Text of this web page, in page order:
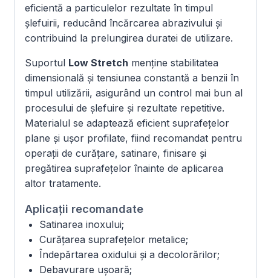
eficientă a particulelor rezultate în timpul
șlefuirii, reducând încărcarea abrazivului și
contribuind la prelungirea duratei de utilizare.
Suportul Low Stretch menține stabilitatea
dimensională și tensiunea constantă a benzii în
timpul utilizării, asigurând un control mai bun al
procesului de șlefuire și rezultate repetitive.
Materialul se adaptează eficient suprafețelor
plane și ușor profilate, fiind recomandat pentru
operații de curățare, satinare, finisare și
pregătirea suprafețelor înainte de aplicarea
altor tratamente.
Aplicații recomandate
Satinarea inoxului;
Curățarea suprafețelor metalice;
Îndepărtarea oxidului și a decolorărilor;
Debavurare ușoară;